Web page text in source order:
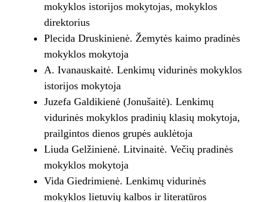
mokyklos istorijos mokytojas, mokyklos
direktorius
Plecida Druskinienė. Žemytės kaimo pradinės
mokyklos mokytoja
A. Ivanauskaitė. Lenkimų vidurinės mokyklos
istorijos mokytoja
Juzefa Galdikienė (Jonušaitė). Lenkimų
vidurinės mokyklos pradinių klasių mokytoja,
prailgintos dienos grupės auklėtoja
Liuda Gelžinienė. Litvinaitė. Večių pradinės
mokyklos mokytoja
Vida Giedrimienė. Lenkimų vidurinės
mokyklos lietuvių kalbos ir literatūros